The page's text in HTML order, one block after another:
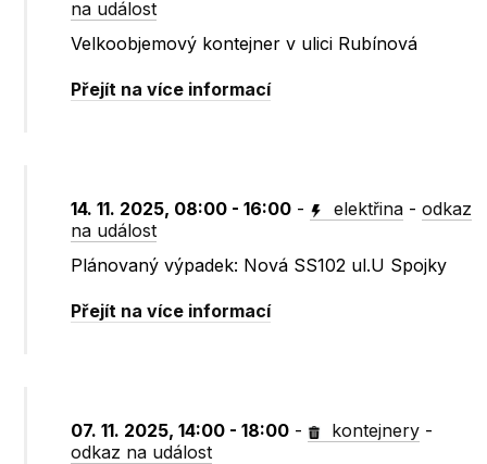
na událost
Velkoobjemový kontejner v ulici Rubínová
Přejít na více informací
14. 11. 2025, 08:00 - 16:00 - elektřina -odkaz
na událost
Plánovaný výpadek: Nová SS102 ul.U Spojky
Přejít na více informací
07. 11. 2025, 14:00 - 18:00 - kontejnery -
odkaz na událost